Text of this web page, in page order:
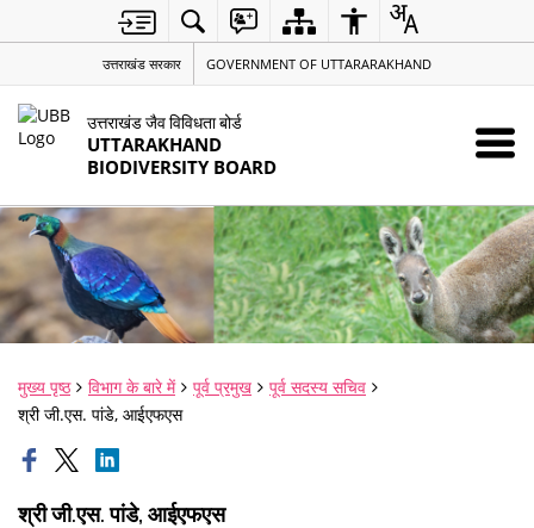
उत्तराखंड सरकार GOVERNMENT OF UTTARARAKHAND
उत्तराखंड जैव विविधता बोर्ड
UTTARAKHAND
BIODIVERSITY BOARD
मुख्य पृष्ठ विभाग के बारे में पूर्व प्रमुख
पूर्व सदस्य सचिव
श्री जी.एस. पांडे, आईएफएस
श्री जी.एस. पांडे, आईएफएस